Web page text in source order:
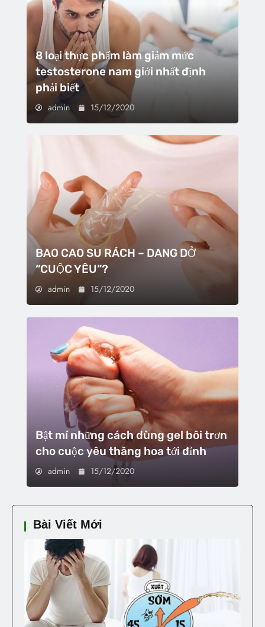
8 loại thực phẩm làm giảm mức
testosterone nam giới nhất định
phải biết
admin 15/12/2020
BAO CAO SU RÁCH – DANG DỞ
“CUỘC YÊU”?
admin 15/12/2020
Bật mí những cách dùng gel bôi trơn
cho cuộc yêu thăng hoa tới đỉnh
admin 15/12/2020
Bài Viết Mới